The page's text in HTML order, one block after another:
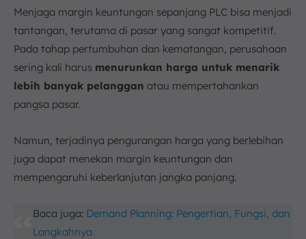
Menjaga margin keuntungan sepanjang PLC bisa menjadi
tantangan, terutama di pasar yang sangat kompetitif.
Pada tahap pertumbuhan dan kematangan, perusahaan
sering kali harus menurunkan harga untuk menarik
lebih banyak pelanggan atau mempertahankan
pangsa pasar.
Namun, terjadinya pengurangan harga yang berlebihan
juga dapat menekan margin keuntungan dan
mempengaruhi keberlanjutan jangka panjang.
Baca juga: Demand Planning: Pengertian, Fungsi, dan
Langkahnya